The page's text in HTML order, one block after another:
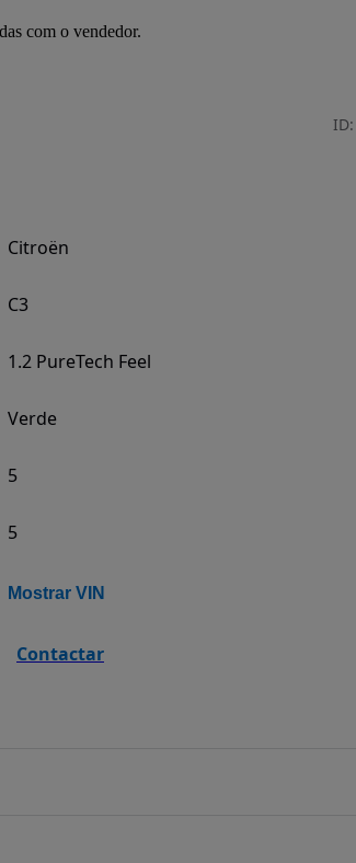
com o vendedor.
ID:
Citroën
C3
1.2 PureTech Feel
Verde
5
5
Mostrar VIN
Contactar